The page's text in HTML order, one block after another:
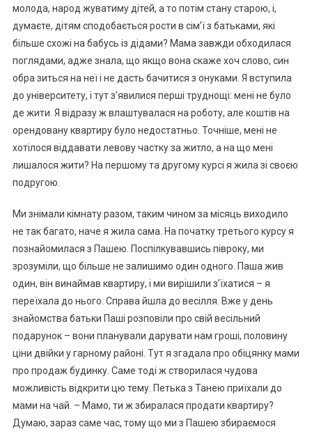
молода, народ жуватиму дітей, а то потім стану старою, і,
думаєте, дітям сподобається рости в сім’ї з батьками, які
більше схожі на бабусь із дідами? Мама завжди обходилася
поглядами, адже знала, що якщо вона скаже хоч слово, син
обра зиться на неї і не дасть бачитися з онуками. Я вступила
до університету, і тут з’явилися перші труднощі: мені не було
де жити. Я відразу ж влаштувалася на роботу, але коштів на
орендовану квартиру було недостатньо. Точніше, мені не
хотілося віддавати левову частку за житло, а на що мені
лишалося жити? На першому та другому курсі я жила зі своєю
подругою.
Ми знімали кімнату разом, таким чином за місяць виходило
не так багато, наче я жила сама. На початку третього курсу я
познайомилася з Пашею. Поспілкувавшись півроку, ми
зрозуміли, що більше не залишимо один одного. Паша жив
один, він винаймав квартиру, і ми вирішили з’їхатися – я
переїхала до нього. Справа йшла до весілля. Вже у день
знайомства батьки Паші розповіли про свій весільний
подарунок – вони планували дарувати нам гроші, половину
ціни двійки у гарному районі. Тут я згадала про обіцянку мами
про продаж будинку. Саме тоді ж створилася чудова
можливість відкрити цю тему. Петька з Танею приїхали до
мами на чай. – Мамо, ти ж збиралася продати квартиру?
Думаю, зараз саме час, тому що ми з Пашею збираємося